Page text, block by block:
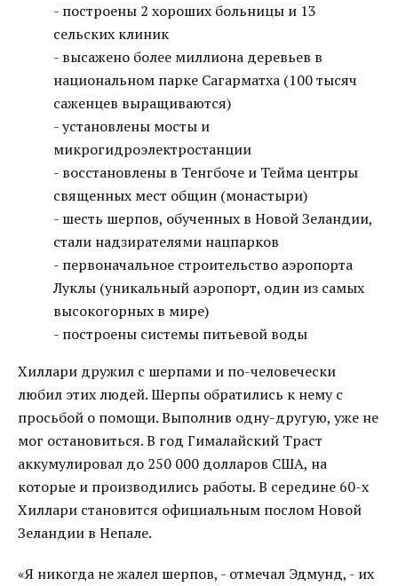
- построены 2 хороших больницы и 13
сельских клиник
- высажено более миллиона деревьев в
национальном парке Сагарматха (100 тысяч
саженцев выращиваются)
- установлены мосты и
микрогидроэлектростанции
- восстановлены в Тенгбоче и Тейма центры
священных мест общин (монастыри)
- шесть шерпов, обученных в Новой Зеландии,
стали надзирателями нацпарков
- первоначальное строительство аэропорта
Луклы (уникальный аэропорт, один из самых
высокогорных в мире)
- построены системы питьевой воды
Хиллари дружил с шерпами и по-человечески
любил этих людей. Шерпы обратились к нему с
просьбой о помощи. Выполнив одну-другую, уже не
мог остановиться. В год Гималайский Траст
аккумулировал до 250 000 долларов США, на
которые и производились работы. В середине 60-х
Хиллари становится официальным послом Новой
Зеландии в Непале.
«Я никогда не жалел шерпов, - отмечал Эдмунд, - их